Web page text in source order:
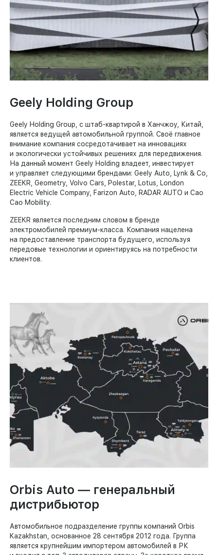
Geely Holding Group
Geely Holding Group, с штаб-квартирой в Ханчжоу, Китай,
является ведущей автомобильной группой. Своё главное
внимание компания сосредотачивает на инновациях
и экологически устойчивых решениях для передвижения.
На данный момент Geely Holding владеет, инвестирует
и управляет следующими брендами: Geely Auto, Lynk & Co,
ZEEKR, Geometry, Volvo Cars, Polestar, Lotus, London
Electric Vehicle Company, Farizon Auto, RADAR AUTO и Cao
Cao Mobility.
ZEEKR является последним словом в бренде
электромобилей премиум-класса. Компания нацелена
на предоставление транспорта будущего, используя
передовые технологии и ориентируясь на потребности
клиентов.
Orbis Auto — генеральный
дистрибьютор
Автомобильное подразделение группы компаний Orbis
Kazakhstan, основанное 28 сентября 2012 года. Группа
является крупнейшим импортером автомобилей в РК